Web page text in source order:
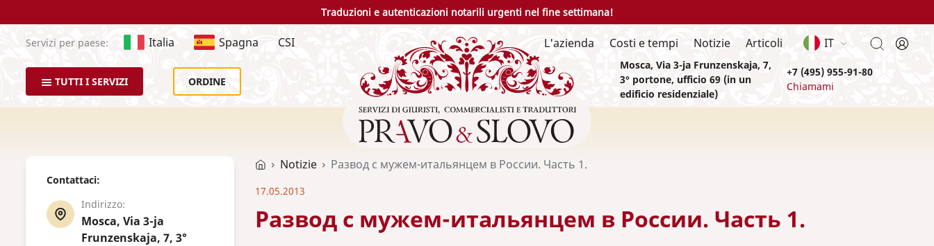
Traduzioni e autenticazioni notarili urgenti nel fine settimana!
Servizi per paese: Italia Spagna CSI
TUTTI I SERVIZI ORDINE
L'azienda Costi e tempi Notizie Articoli IT
Mosca, Via 3-ja Frunzenskaja, 7,
3° portone, ufficio 69 (in un
edificio residenziale)
+7 (495) 955-91-80
Chiamami
Contattaci:
Indirizzo:
Mosca, Via 3-ja
Frunzenskaja, 7, 3°
Notizie Развод с мужем-итальянцем в России. Часть 1.
17.05.2013
Развод с мужем-итальянцем в России. Часть 1.